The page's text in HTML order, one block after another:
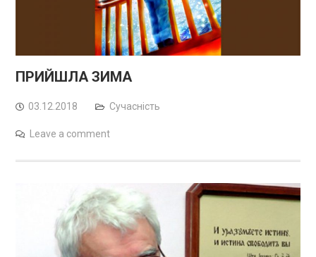
ПРИЙШЛА ЗИМА
03.12.2018 Сучасність
Leave a comment